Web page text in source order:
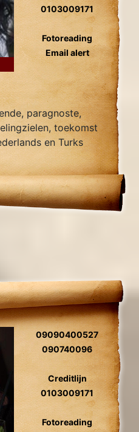
0103009171
Fotoreading
Email alert
paragnoste,
toekomst
en Turks
09090400527
090740096
Creditlijn
0103009171
Fotoreading